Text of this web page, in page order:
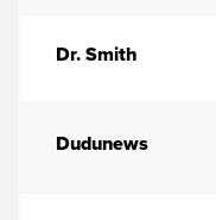
Dr. Smith
Dudunews